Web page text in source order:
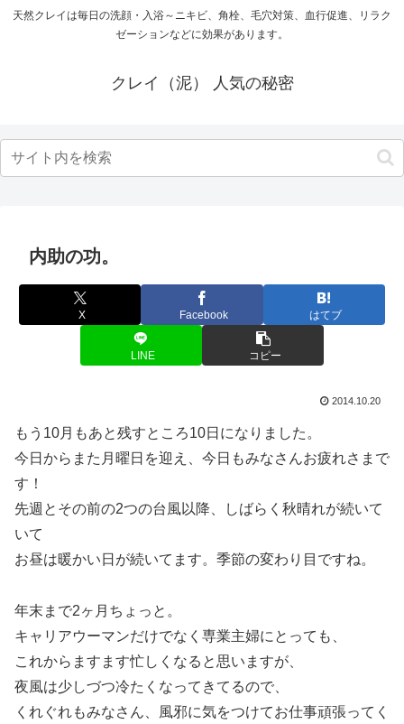
天然クレイは毎日の洗顔・入浴～ニキビ、角栓、毛穴対策、血行促進、リラク
ゼーションなどに効果があります。
クレイ（泥） 人気の秘密
内助の功。
X Facebook はてブ
LINE コピー
2014.10.20
もう10月もあと残すところ10日になりました。
今日からまた月曜日を迎え、今日もみなさんお疲れさまで
す！
先週とその前の2つの台風以降、しばらく秋晴れが続いて
いて
お昼は暖かい日が続いてます。季節の変わり目ですね。
年末まで2ヶ月ちょっと。
キャリアウーマンだけでなく専業主婦にとっても、
これからますます忙しくなると思いますが、
夜風は少しづつ冷たくなってきてるので、
くれぐれもみなさん、風邪に気をつけてお仕事頑張ってく